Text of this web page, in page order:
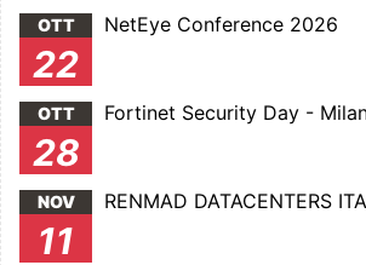
OTT
22
NetEye Conference 2026
OTT
28
Fortinet Security Day -
NOV
11
RENMAD DATACENTERS